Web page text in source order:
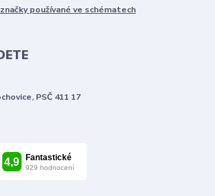
používané ve schématech
PSČ 411 17